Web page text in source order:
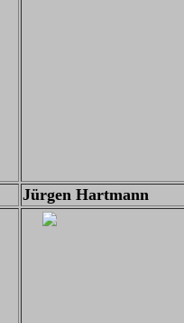
Jürgen Hartmann